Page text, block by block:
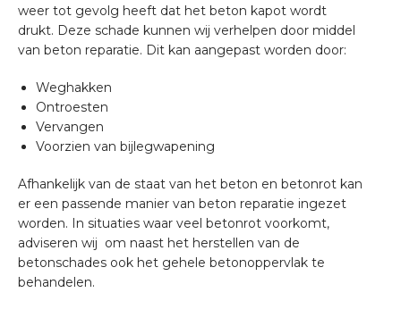
weer tot gevolg heeft dat het beton kapot wordt
drukt. Deze schade kunnen wij verhelpen door middel
van beton reparatie. Dit kan aangepast worden door:
Weghakken
Ontroesten
Vervangen
Voorzien van bijlegwapening
Afhankelijk van de staat van het beton en betonrot kan
er een passende manier van beton reparatie ingezet
worden. In situaties waar veel betonrot voorkomt,
adviseren wij om naast het herstellen van de
betonschades ook het gehele betonoppervlak te
behandelen.